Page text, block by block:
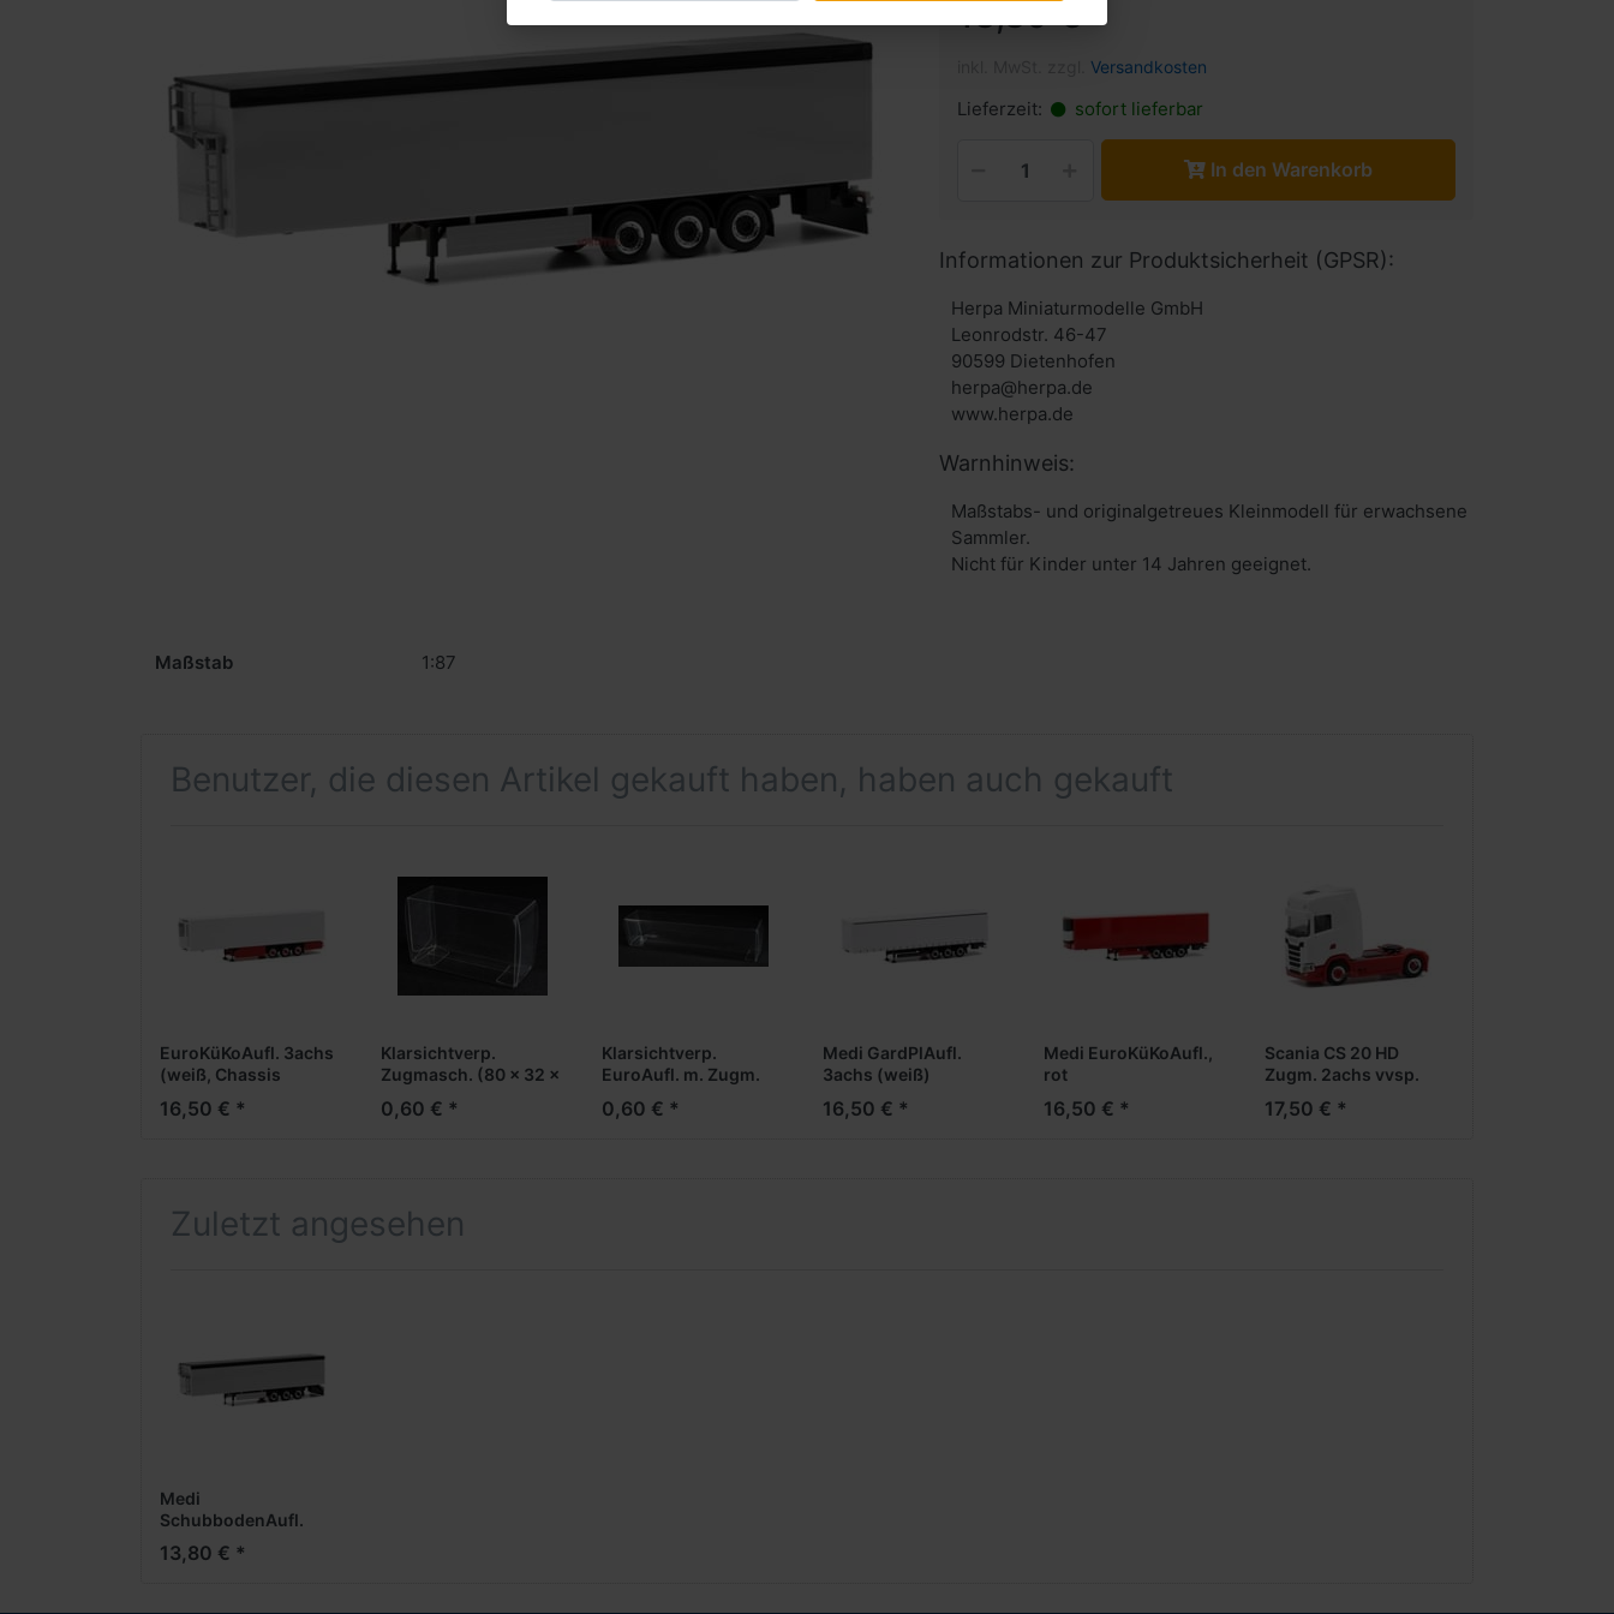
13,80 € *
Versandkosten
Lieferzeit: sofort lieferbar
In den Warenkorb
Informationen zur Produktsicherheit (GPSR):
Herpa Miniaturmodelle GmbH
Leonrodstr. 46-47
90599 Dietenhofen
herpa@herpa.de
www.herpa.de
Warnhinweis:
Maßstabs- und originalgetreues Kleinmodell für erwachsene
Sammler.
Nicht für Kinder unter 14 Jahren geeignet.
Maßstab 1:87
Benutzer, die diesen Artikel gekauft haben, haben auch gekauft
EuroKüKoAufl. 3achs
(weiß, Chassis
Palettenkasten +
16,50 € *
Klarsichtverp.
Zugmasch. (80 x 32 x
0,60 € *
Klarsichtverp.
EuroAufl. m. Zugm.
0,60 € *
Medi GardPlAufl.
3achs (weiß)
16,50 € *
Medi EuroKüKoAufl.,
rot
16,50 € *
Scania CS 20 HD
Zugm. 2achs vvsp.
17,50 € *
Zuletzt angesehen
Medi
SchubbodenAufl.
3achs (grau, PL +
Chassis schwarz)
13,80 € *